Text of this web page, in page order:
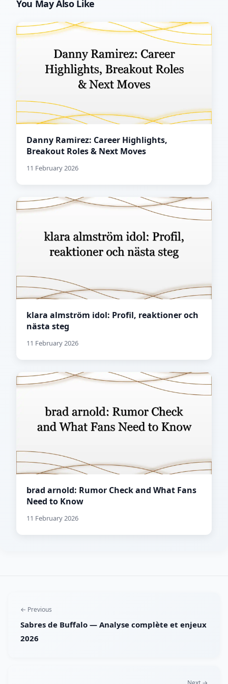
You May Also Like
Danny Ramirez: Career Highlights,
Breakout Roles & Next Moves
11 February 2026
klara almström idol: Profil, reaktioner och
nästa steg
11 February 2026
brad arnold: Rumor Check and What Fans
Need to Know
11 February 2026
← Previous
Sabres de Buffalo — Analyse complète et enjeux
2026